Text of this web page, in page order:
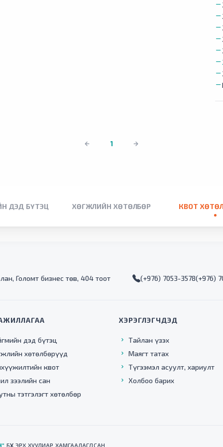
1
ДЭД БҮТЭЦ ХӨГЖЛИЙН ХӨТӨЛБӨР КВОТ
Голомт бизнес төв, 404 тоот (+976) 7053-3578(+976)
дэд бүтэц
хөтөлбөрүүд
квот
зээлийн сан
тэтгэлэгт хөтөлбөр
ХЭРЭГЛЭГЧДЭД
Тайлан үзэх
Маягт татах
Түгээмэл асуулт, хариулт
Холбоо барих
БҮХ ЭРХ ХУУЛИАР ХАМГААЛАГДСАН